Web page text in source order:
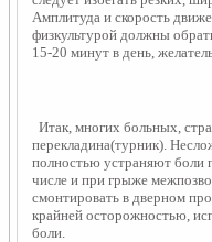
Амплитуда и скорость
физкультурой должны
15-20 минут в день,
Итак, многих больных,
перекладина(турник).
полностью устраняют боли
числе и при грыже
смонтировать в дверном
крайней осторожностью,
боли.